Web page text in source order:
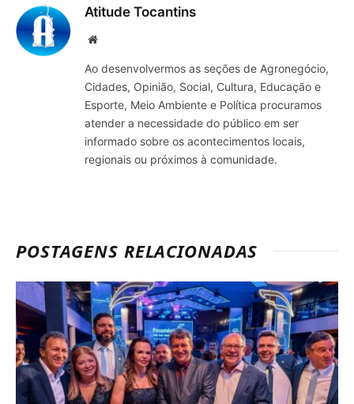
Atitude Tocantins
Site
Ao desenvolvermos as seções de Agronegócio,
Cidades, Opinião, Social, Cultura, Educação e
Esporte, Meio Ambiente e Política procuramos
atender a necessidade do público em ser
informado sobre os acontecimentos locais,
regionais ou próximos à comunidade.
POSTAGENS RELACIONADAS